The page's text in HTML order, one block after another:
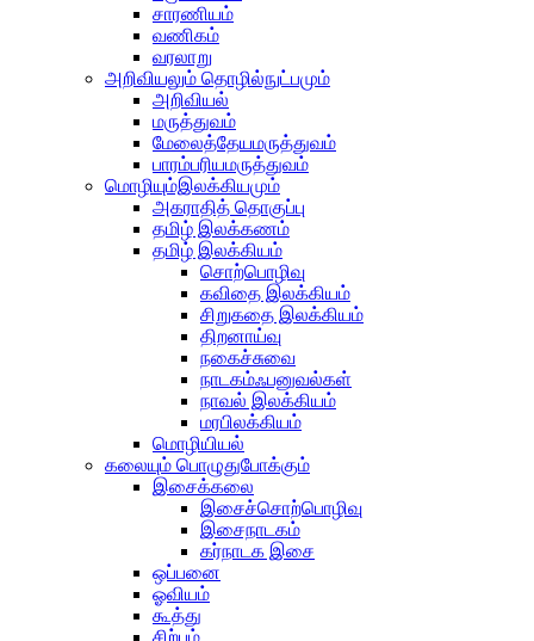
சாரணியம்
வணிகம்
வரலாறு
அறிவியலும் தொழில்நுட்பமும்
அறிவியல்
மருத்துவம்
மேலைத்தேயமருத்துவம்
பாரம்பரியமருத்துவம்
மொழியும்இலக்கியமும்
அகராதித் தொகுப்பு
தமிழ் இலக்கணம்
தமிழ் இலக்கியம்
சொற்பொழிவு
கவிதை இலக்கியம்
சிறுகதை இலக்கியம்
திறனாய்வு
நகைச்சுவை
நாடகம்ஃபனுவல்கள்
நாவல் இலக்கியம்
மரபிலக்கியம்
மொழியியல்
கலையும் பொழுதுபோக்கும்
இசைக்கலை
இசைச்சொற்பொழிவு
இசைநாடகம்
கர்நாடக இசை
ஒப்பனை
ஓவியம்
கூத்து
சிற்பம்